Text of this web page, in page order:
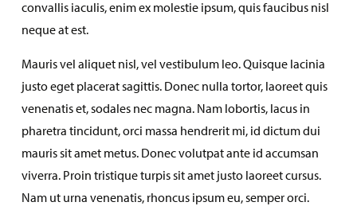
convallis iaculis, enim ex molestie ipsum, quis faucibus nisl
neque at est.
Mauris vel aliquet nisl, vel vestibulum leo. Quisque lacinia
justo eget placerat sagittis. Donec nulla tortor, laoreet quis
venenatis et, sodales nec magna. Nam lobortis, lacus in
pharetra tincidunt, orci massa hendrerit mi, id dictum dui
mauris sit amet metus. Donec volutpat ante id accumsan
viverra. Proin tristique turpis sit amet justo laoreet cursus.
Nam ut urna venenatis, rhoncus ipsum eu, semper orci.